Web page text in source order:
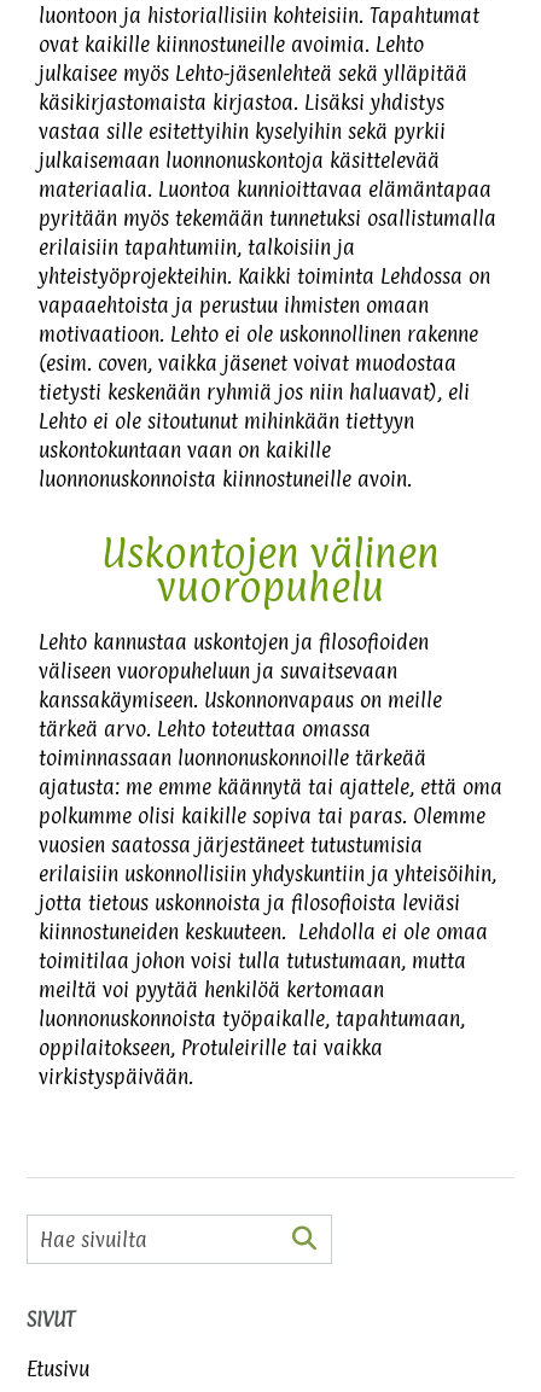
luontoon ja historiallisiin kohteisiin. Tapahtumat
ovat kaikille kiinnostuneille avoimia. Lehto
julkaisee myös Lehto-jäsenlehteä sekä ylläpitää
käsikirjastomaista kirjastoa. Lisäksi yhdistys
vastaa sille esitettyihin kyselyihin sekä pyrkii
julkaisemaan luonnonuskontoja käsittelevää
materiaalia. Luontoa kunnioittavaa elämäntapaa
pyritään myös tekemään tunnetuksi osallistumalla
erilaisiin tapahtumiin, talkoisiin ja
yhteistyöprojekteihin. Kaikki toiminta Lehdossa on
vapaaehtoista ja perustuu ihmisten omaan
motivaatioon. Lehto ei ole uskonnollinen rakenne
(esim. coven, vaikka jäsenet voivat muodostaa
tietysti keskenään ryhmiä jos niin haluavat), eli
Lehto ei ole sitoutunut mihinkään tiettyyn
uskontokuntaan vaan on kaikille
luonnonuskonnoista kiinnostuneille avoin.
Uskontojen välinen
vuoropuhelu
Lehto kannustaa uskontojen ja filosofioiden
väliseen vuoropuheluun ja suvaitsevaan
kanssakäymiseen. Uskonnonvapaus on meille
tärkeä arvo. Lehto toteuttaa omassa
toiminnassaan luonnonuskonnoille tärkeää
ajatusta: me emme käännytä tai ajattele, että oma
polkumme olisi kaikille sopiva tai paras. Olemme
vuosien saatossa järjestäneet tutustumisia
erilaisiin uskonnollisiin yhdyskuntiin ja yhteisöihin,
jotta tietous uskonnoista ja filosofioista leviäsi
kiinnostuneiden keskuuteen. Lehdolla ei ole omaa
toimitilaa johon voisi tulla tutustumaan, mutta
meiltä voi pyytää henkilöä kertomaan
luonnonuskonnoista työpaikalle, tapahtumaan,
oppilaitokseen, Protuleirille tai vaikka
virkistyspäivään.
SIVUT
Etusivu